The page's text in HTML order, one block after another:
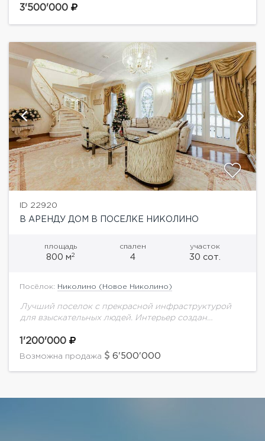
спланирован и продуман, он олицетворяет всё то,
3'500'000
ID 22920
В АРЕНДУ ДОМ В ПОСЕЛКЕ НИКОЛИНО
площадь
800 м2
спален
4
участок
30 сот.
Посёлок: Николино (Новое Николино)
Лучший поселок с прекрасной инфраструктурой
для взыскательных людей. Интерьер создан
дома:Цоколь: сауна, полубассейн 1 этаж: гостиная,
кухня, столовая, закрытая веранда, детская, кабинет,
1'200'000
Возможна продажа 6'500'000